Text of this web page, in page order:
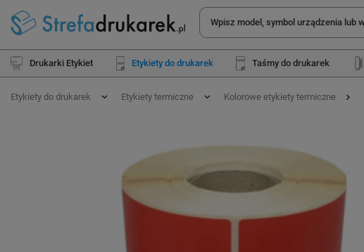
Drukarki Etykiet Etykiety do drukarek Taśmy do drukarek
Etykiety do drukarek Etykiety termiczne Kolorowe etykiety termiczne